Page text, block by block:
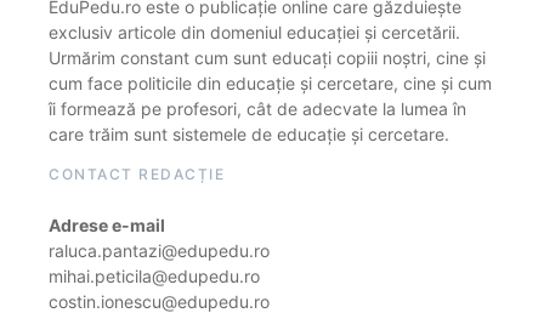
EduPedu.ro este o publicație online care găzduiește
exclusiv articole din domeniul educației și cercetării.
Urmărim constant cum sunt educați copiii noștri, cine și
cum face politicile din educație și cercetare, cine și cum
îi formează pe profesori, cât de adecvate la lumea în
care trăim sunt sistemele de educație și cercetare.
CONTACT REDACȚIE
Adrese e-mail
raluca.pantazi@edupedu.ro
mihai.peticila@edupedu.ro
costin.ionescu@edupedu.ro